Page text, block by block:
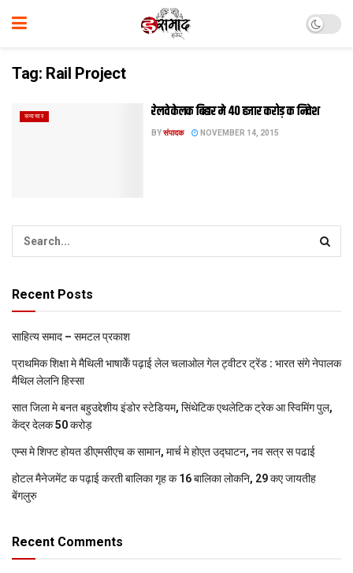
Tag: Rail Project
समाचार रेलवे केलक बिहार मे 40 हजार करोड़ क निवेश
BYसंपादक NOVEMBER 14, 2015
Recent Posts
साहित्य समाद – समटल प्रकाश
प्राथमिक शि‍क्षा मे मैथि‍ली भाषाकेँ पढ़ाई लेल चलाओल गेल ट्वीटर ट्रेंड : भारत संगे नेपालक
मैथिल लेलनि हिस्सा
सात जिला मे बनत बहुउद्देशीय इंडोर स्‍टेडि‍यम, सिंथेटिक एथलेटिक ट्रेक आ स्विमिंग पुल,
केंद्र देलक 50 करोड़
एम्स मे शिफ्ट होयत डीएमसीएच क सामान, मार्च मे होएत उद्घाटन, नव सत्र स पढाई
होटल मैनेजमेंट क पढ़ाई करती बालिका गृह क 16 बालिका लोकनि, 29 कए जायतीह
बेंगलुरु
Recent Comments